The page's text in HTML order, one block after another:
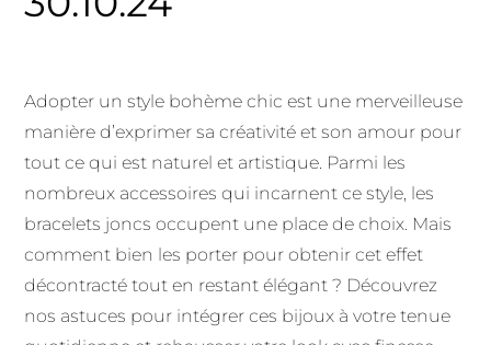
Adopter un style bohème chic est une merveilleuse
manière d’exprimer sa créativité et son amour pour
tout ce qui est naturel et artistique. Parmi les
nombreux accessoires qui incarnent ce style, les
bracelets joncs occupent une place de choix. Mais
comment bien les porter pour obtenir cet effet
décontracté tout en restant élégant ? Découvrez
nos astuces pour intégrer ces bijoux à votre tenue